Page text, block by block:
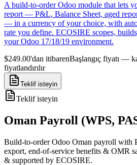
A build-to-order Odoo module that lets
report — P&L, Balance Sheet, aged
— in a currency of your choice, with
rate you define. ECOSIRE scopes,
your Odoo 17/18/19 environment.
$249.00'dan itibarenBaşlangıç fiyatı —
fiyatlandırılır
Teklif isteyin
Teklif isteyin
Oman Payroll (WPS,
Build-to-order Odoo Oman payroll with
export, end-of-service benefits & OMR
& supported by ECOSIRE.